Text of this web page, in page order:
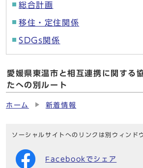
総合計画
移住・定住関係
SDGs関係
愛媛県東温市と相互連携に関する
たへの別ルート
ホーム 新着情報
ソーシャルサイトへのリンクは別ウィンド
Facebookでシェア